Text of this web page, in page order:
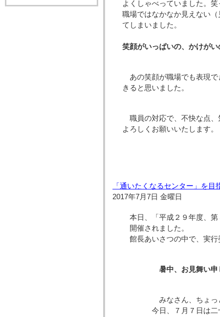
よくしゃべっていました。
職場ではなかなか見えない
てしまいました。
笑顔がいっぱいの、かけが
あの笑顔が職場でも表現
きると思いました。
職員の対応で、不快な点
よろしくお願いいたします。
「通いたくなるセンター」を
2017年7月7日 金曜日
本日、「平成２９年度、
開催されました。
館長あいさつの中で、実行
暑中、お見舞い
みなさん、ちょっとは
今日、７月７日は二十四